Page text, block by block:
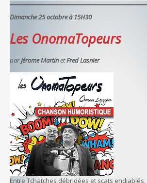
Dimanche 25 octobre à 15H30
Les OnomaTopeurs
parJérome MartinetFred Lasnier
Entre Tchatches débridées et scats